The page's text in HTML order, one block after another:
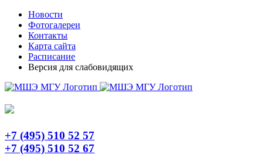
Skip
content
TelegramНовости
Фотогалереи
Контакты
Карта сайта
Расписание
Версия для слабовидящих
+7 (495) 510 52 57
+7 (495) 510 52 67